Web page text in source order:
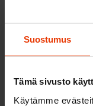
Suostumus
Tämä sivusto
Käytämme